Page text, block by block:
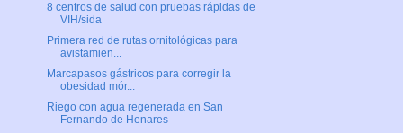
8 centros de salud con pruebas rápidas de
VIH/sida
Primera red de rutas ornitológicas para
avistamien...
Marcapasos gástricos para corregir la
obesidad mór...
Riego con agua regenerada en San
Fernando de Henares